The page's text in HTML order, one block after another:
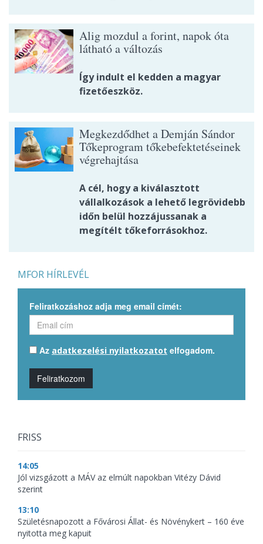
Alig mozdul a forint, napok óta
látható a változás
Így indult el kedden a magyar
fizetőeszköz.
Megkezdődhet a Demján Sándor
Tőkeprogram tőkebefektetéseinek
végrehajtása
A cél, hogy a kiválasztott
vállalkozások a lehető legrövidebb
időn belül hozzájussanak a
megítélt tőkeforrásokhoz.
MFOR HÍRLEVÉL
Feliratkozáshoz adja meg email címét:
Az adatkezelési nyilatkozatot elfogadom.
Feliratkozom
FRISS
14:05
Jól vizsgázott a MÁV az elmúlt napokban Vitézy Dávid
szerint
13:10
Születésnapozott a Fővárosi Állat- és Növénykert – 160 éve
nyitotta meg kapuit